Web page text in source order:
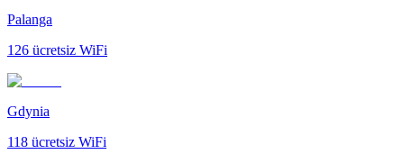
Palanga
126 ücretsiz WiFi
Gdynia
118 ücretsiz WiFi